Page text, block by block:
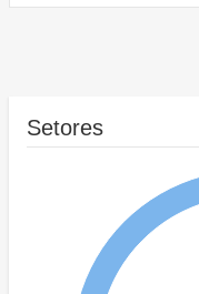
Setores